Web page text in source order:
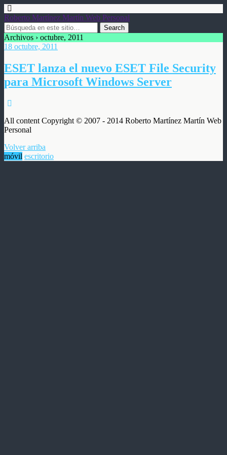
Roberto Martínez Martín Web Personal
Archivos › octubre, 2011
18 octubre, 2011
ESET lanza el nuevo ESET File Security
para Microsoft Windows Server
All content Copyright © 2007 - 2014 Roberto Martínez Martín Web
Personal
Volver arriba
móvil escritorio